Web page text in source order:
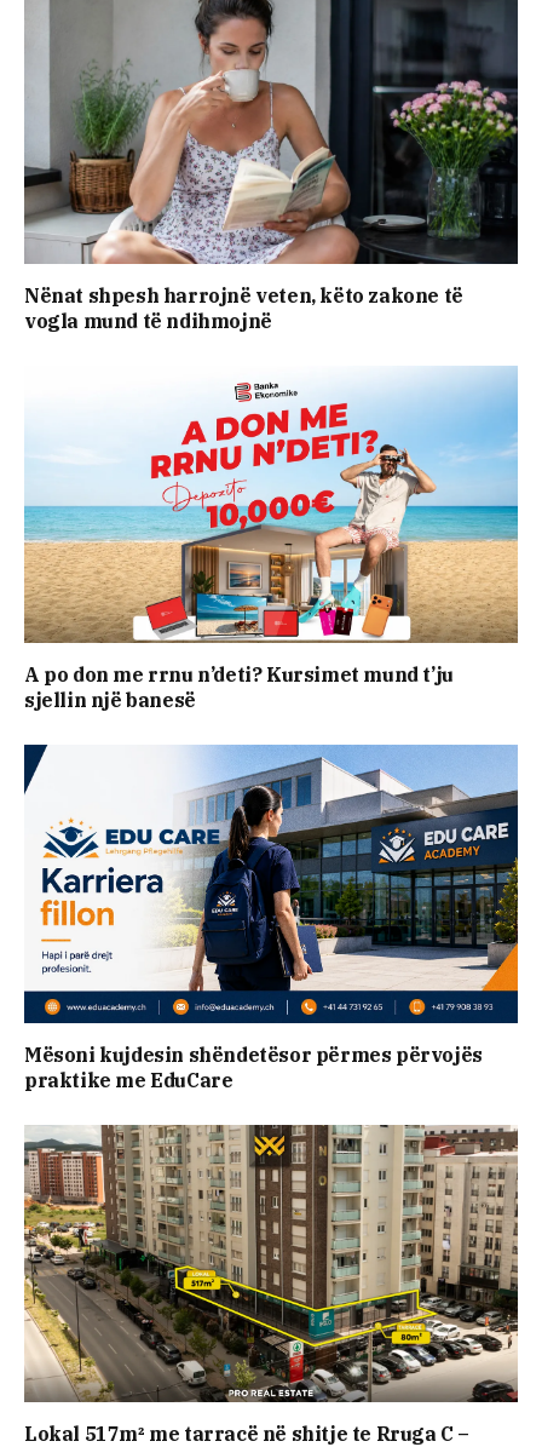
Nënat shpesh harrojnë veten, këto zakone të
vogla mund të ndihmojnë
A po don me rrnu n’deti? Kursimet mund t’ju
sjellin një banesë
Mësoni kujdesin shëndetësor përmes përvojës
praktike me EduCare
Lokal 517m² me tarracë në shitje te Rruga C –